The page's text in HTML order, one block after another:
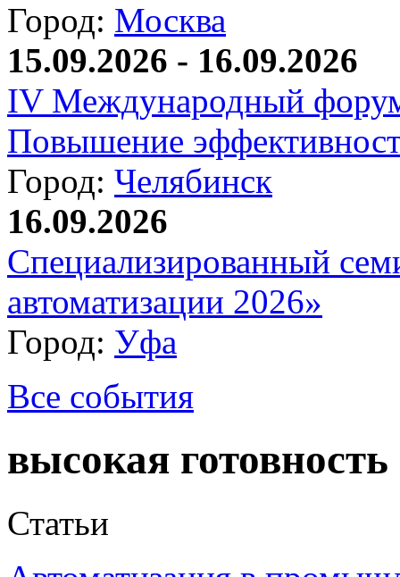
Город: Москва
15.09.2026 - 16.09.2026
IV Международный
Повышение
Город: Челябинск
16.09.2026
Специализированный
автоматизации 2026»
Город: Уфа
Все события
высокая готовность
Статьи